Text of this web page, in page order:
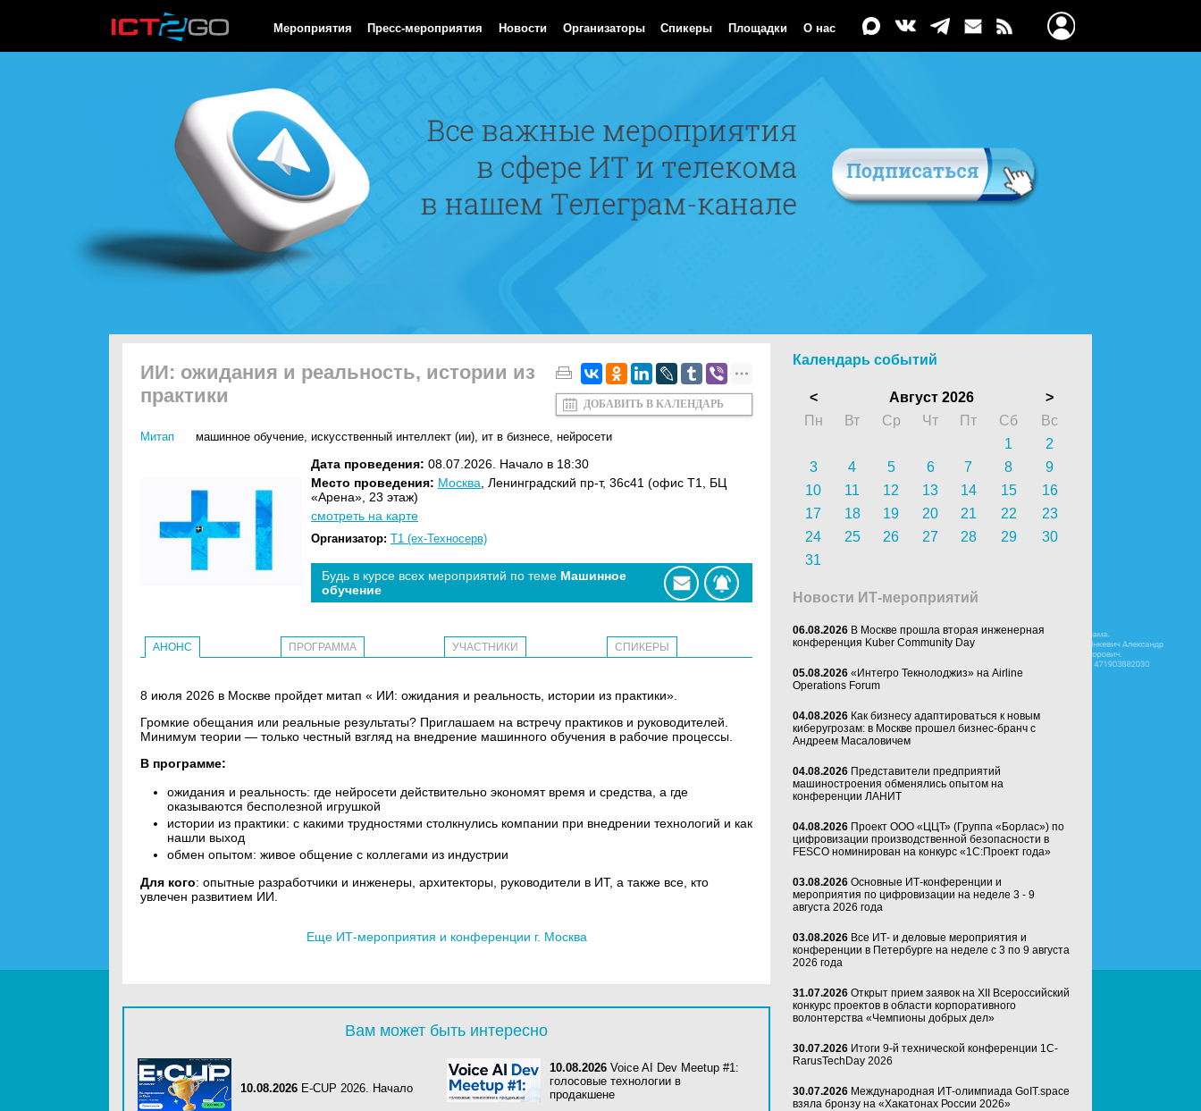
Мероприятия Пресс-мероприятия Новости Организаторы Спикеры Площадки О нас
ИИ: ожидания и реальность, истории из
практики
ДОБАВИТЬ В КАЛЕНДАРЬ
Митап машинное обучение, искусственный интеллект (ии), ит в бизнесе, нейросети
Дата проведения: 08.07.2026. Начало в 18:30
Место проведения: Москва , Ленинградский пр-т, 36с41 (офис Т1, БЦ
«Арена», 23 этаж)
смотреть на карте
Организатор: Т1 (ex-Техносерв)
Будь в курсе всех мероприятий по теме Машинное
обучение
АНОНС ПРОГРАММА УЧАСТНИКИ СПИКЕРЫ
8 июля 2026 в Москве пройдет митап « ИИ: ожидания и реальность, истории из практики».
Громкие обещания или реальные результаты? Приглашаем на встречу практиков и руководителей.
Минимум теории — только честный взгляд на внедрение машинного обучения в рабочие процессы.
В программе:
ожидания и реальность: где нейросети действительно экономят время и средства, а где
оказываются бесполезной игрушкой
истории из практики: с какими трудностями столкнулись компании при внедрении технологий и как
нашли выход
обмен опытом: живое общение с коллегами из индустрии
Для кого: опытные разработчики и инженеры, архитекторы, руководители в ИТ, а также все, кто
увлечен развитием ИИ.
Еще ИТ-мероприятия и конференции г. Москва
Вам может быть интересно
10.08.2026 E-CUP 2026. Начало
10.08.2026 Voice AI Dev Meetup #1:
голосовые технологии в
продакшене
Календарь событий
< Август 2026
>
Пн
Вт Ср Чт Пт Сб
Вс
1
2
3
4 5 6 7 8
9
10
11 12 13 14 15
16
17
18 19 20 21 22
23
24
25 26 27 28 29
30
31
Новости ИТ-мероприятий
06.08.2026 В Москве прошла вторая инженерная
конференция Kuber Community Day
05.08.2026 «Интегро Текнолоджиз» на Airline
Operations Forum
04.08.2026 Как бизнесу адаптироваться к новым
киберугрозам: в Москве прошел бизнес-бранч с
Андреем Масаловичем
04.08.2026 Представители предприятий
машиностроения обменялись опытом на
конференции ЛАНИТ
04.08.2026 Проект ООО «ЦЦТ» (Группа «Борлас») по
цифровизации производственной безопасности в
FESCO номинирован на конкурс «1С:Проект года»
03.08.2026 Основные ИТ-конференции и
мероприятия по цифровизации на неделе 3 - 9
августа 2026 года
03.08.2026 Все ИТ- и деловые мероприятия и
конференции в Петербурге на неделе с 3 по 9 августа
2026 года
31.07.2026 Открыт прием заявок на XII Всероссийский
конкурс проектов в области корпоративного
волонтерства «Чемпионы добрых дел»
30.07.2026 Итоги 9-й технической конференции 1C-
RarusTechDay 2026
30.07.2026 Международная ИТ-олимпиада GoIT.space
взяла бронзу на «Хакатонах России 2026»